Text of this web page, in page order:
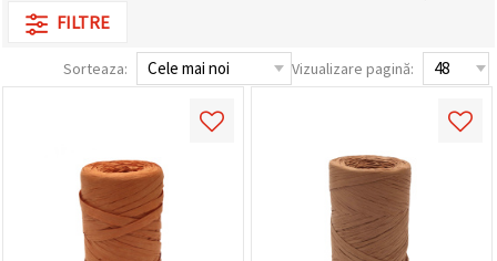
analiza
conținut și
FILTRE
Sorteaza: Vizualizare pagină: